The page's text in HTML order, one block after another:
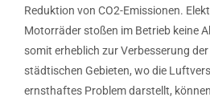
Reduktion von CO2-Emissionen.
Motorräder stoßen im Betrieb keine
somit erheblich zur Verbesserung
städtischen Gebieten, wo die
ernsthaftes Problem darstellt,